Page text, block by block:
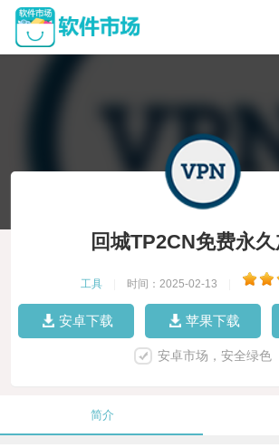
回城TP2CN免费永
工具 时间：2025-02-13
安卓下载 苹果下载
安卓市场，安全绿色
简介